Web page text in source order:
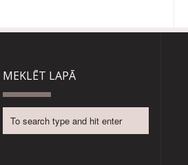
MEKLĒT LAPĀ